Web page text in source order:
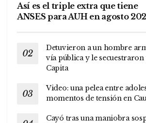
Así es el triple extra que tiene
ANSES para AUH en agosto
Detuvieron a un hombre
vía pública y le
Capita
Video: una pelea entre
momentos de tensión en
Cayó tras una maniobra